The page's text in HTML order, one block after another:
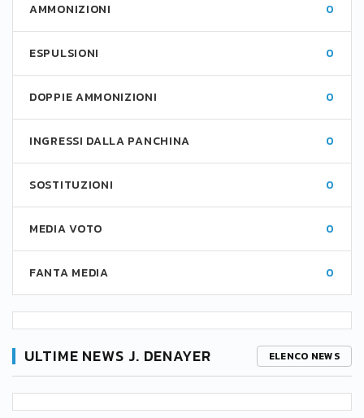
AMMONIZIONI 0
ESPULSIONI 0
DOPPIE AMMONIZIONI 0
INGRESSI DALLA PANCHINA 0
SOSTITUZIONI 0
MEDIA VOTO 0
FANTA MEDIA 0
ULTIME NEWS J. DENAYER ELENCO NEWS